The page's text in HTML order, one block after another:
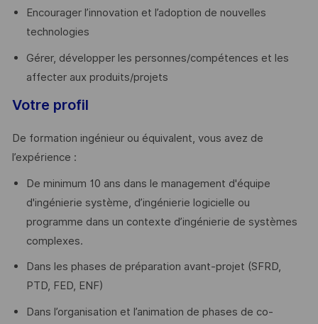
Encourager l’innovation et l’adoption de nouvelles
technologies
Gérer, développer les personnes/compétences et les
affecter aux produits/projets
Votre profil
De formation ingénieur ou équivalent, vous avez de
l’expérience :
De minimum 10 ans dans le management d'équipe
d'ingénierie système, d’ingénierie logicielle ou
programme dans un contexte d’ingénierie de systèmes
complexes.
Dans les phases de préparation avant-projet (SFRD,
PTD, FED, ENF)
Dans l’organisation et l’animation de phases de co-